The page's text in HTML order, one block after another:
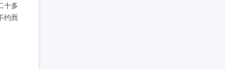
十多
约而